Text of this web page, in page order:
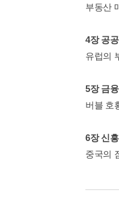
부동산
4장 공
유럽의
5장 금
버블 호
6장 신
중국의